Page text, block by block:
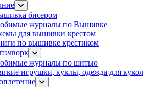
бисером
журналы по Вышивке
для вышивки крестом
по вышивке крестиком
журналы по шитью
игрушки, куклы, одежда для кукол